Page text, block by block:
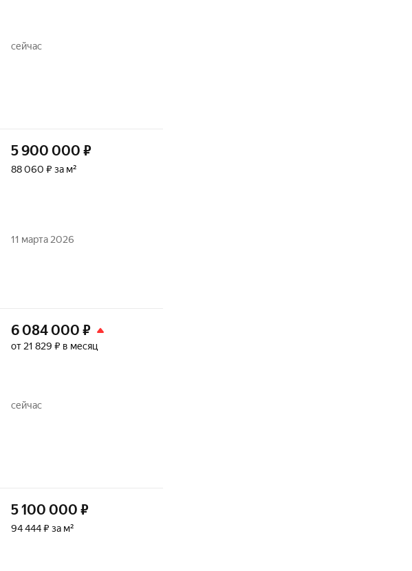
сейчас
5 900 000 ₽
88 060 ₽ за м²
11 марта 2026
6 084 000 ₽
от 21 829 ₽ в месяц
сейчас
5 100 000 ₽
94 444 ₽ за м²